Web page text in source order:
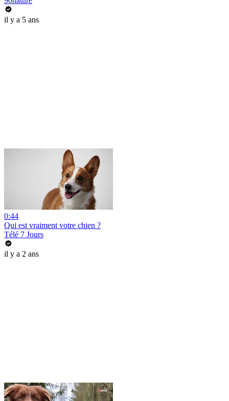
il y a 5 ans
0:44
Qui est vraiment votre chien ?
Télé 7 Jours
il y a 2 ans